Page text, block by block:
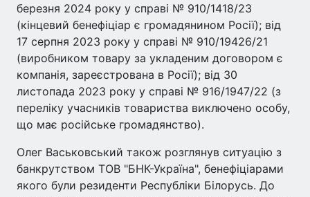
березня 2024 року у справі № 910/1418/23
(кінцевий бенефіціар є громадянином Росії); від
17 серпня 2023 року у справі № 910/19426/21
(виробником товару за укладеним договором є
компанія, зареєстрована в Росії); від 30
листопада 2023 року у справі № 916/1947/22 (з
переліку учасників товариства виключено особу,
що має російське громадянство).
Олег Васьковський також розглянув ситуацію з
банкрутством ТОВ "БНК-Україна", бенефіціарами
якого були резиденти Республіки Білорусь. До